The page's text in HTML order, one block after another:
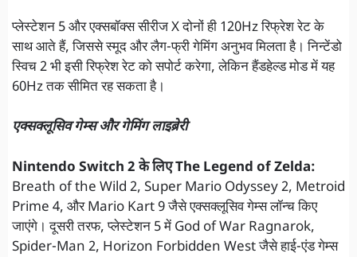
प्लेस्टेशन 5 और एक्सबॉक्स सीरीज X दोनों ही 120Hz रिफ्रेश रेट के
साथ आते हैं, जिससे स्मूद और लैग-फ्री गेमिंग अनुभव मिलता है। निन्टेंडो
स्विच 2 भी इसी रिफ्रेश रेट को सपोर्ट करेगा, लेकिन हैंडहेल्ड मोड में यह
60Hz तक सीमित रह सकता है।
एक्सक्लूसिव गेम्स और गेमिंग लाइब्रेरी
Nintendo Switch 2 के लिए The Legend of Zelda:
Breath of the Wild 2, Super Mario Odyssey 2, Metroid
Prime 4, और Mario Kart 9 जैसे एक्सक्लूसिव गेम्स लॉन्च किए
जाएंगे। दूसरी तरफ, प्लेस्टेशन 5 में God of War Ragnarok,
Spider-Man 2, Horizon Forbidden West जैसे हाई-एंड गेम्स